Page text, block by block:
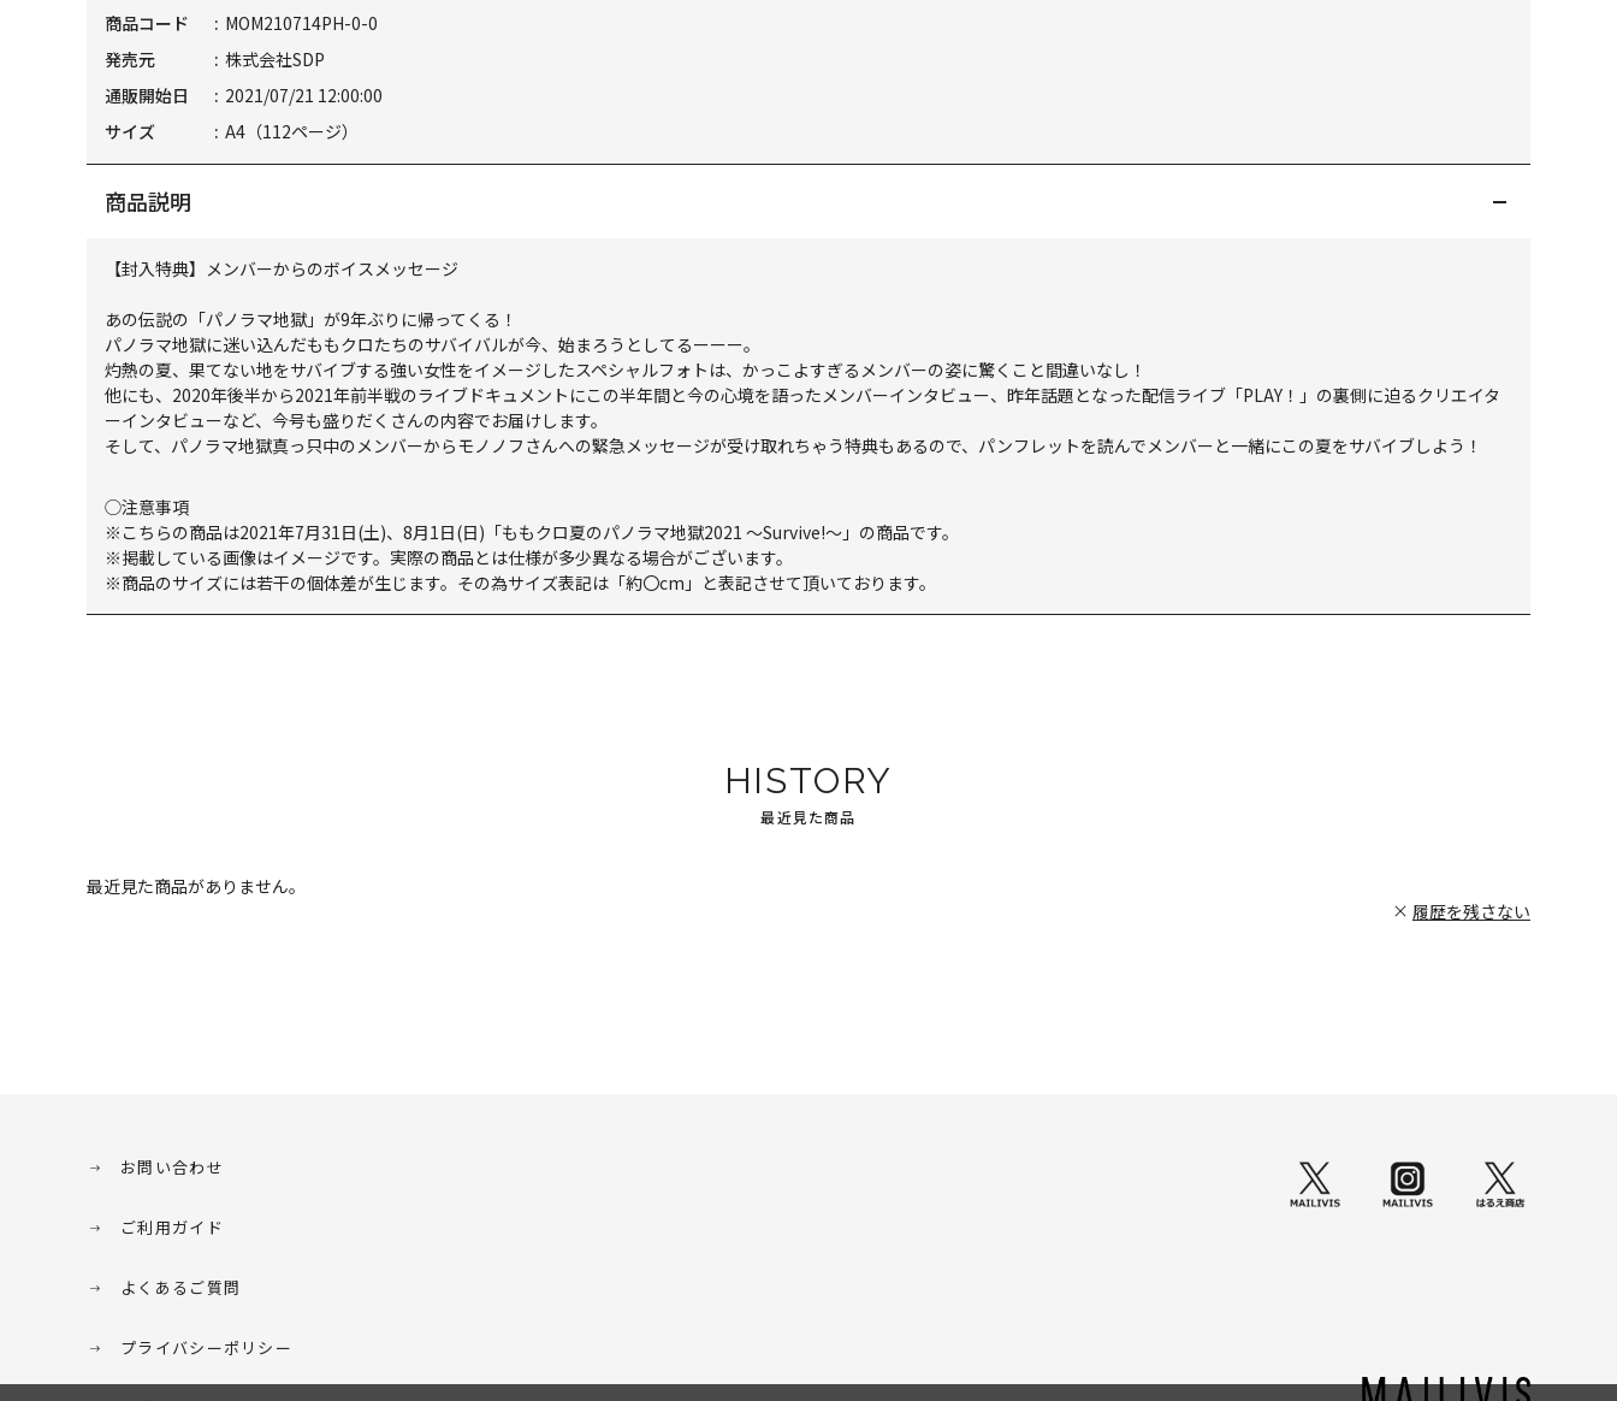
商品コード
MOM210714PH-0-0
発売元
株式会社SDP
通販開始日
2021/07/21 12:00:00
サイズ
A4（112ページ）
商品説明
【封入特典】メンバーからのボイスメッセージ
あの伝説の「パノラマ地獄」が9年ぶりに帰ってくる！
パノラマ地獄に迷い込んだももクロたちのサバイバルが今、始まろうとしてるーーー。
灼熱の夏、果てない地をサバイブする強い女性をイメージしたスペシャルフォトは、かっこよすぎるメンバーの姿に驚くこと間違いなし！
他にも、2020年後半から2021年前半戦のライブドキュメントにこの半年間と今の心境を語ったメンバーインタビュー、昨年話題となった配信ライブ「PLAY！」の裏側に迫るクリエイタ
ーインタビューなど、今号も盛りだくさんの内容でお届けします。
そして、パノラマ地獄真っ只中のメンバーからモノノフさんへの緊急メッセージが受け取れちゃう特典もあるので、パンフレットを読んでメンバーと一緒にこの夏をサバイブしよう！
◯注意事項
※こちらの商品は2021年7月31日(土)、8月1日(日)「ももクロ夏のパノラマ地獄2021 ～Survive!～」の商品です。
※掲載している画像はイメージです。実際の商品とは仕様が多少異なる場合がございます。
※商品のサイズには若干の個体差が生じます。その為サイズ表記は「約〇cm」と表記させて頂いております。
HISTORY
最近見た商品
最近見た商品がありません。
履歴を残さない
お問い合わせ
ご利用ガイド
よくあるご質問
プライバシーポリシー